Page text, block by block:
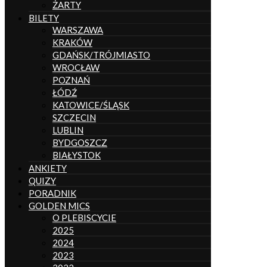
ŻARTY
BILETY
WARSZAWA
KRAKÓW
GDAŃSK/TRÓJMIASTO
WROCŁAW
POZNAŃ
ŁÓDŹ
KATOWICE/ŚLĄSK
SZCZECIN
LUBLIN
BYDGOSZCZ
BIAŁYSTOK
ANKIETY
QUIZY
PORADNIK
GOLDEN MICS
O PLEBISCYCIE
2025
2024
2023